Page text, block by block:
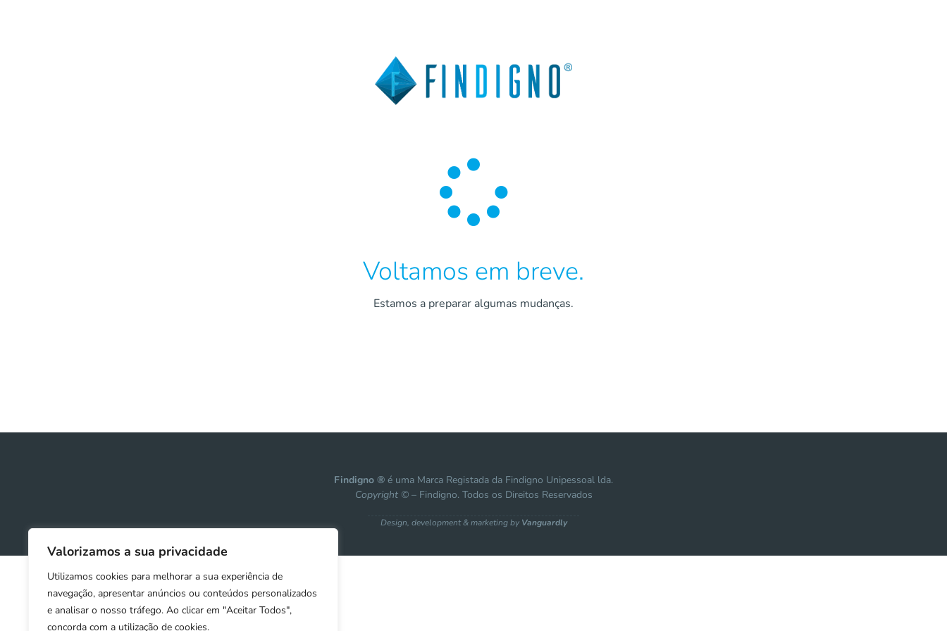
Valorizamos a sua privacidade
Utilizamos cookies para melhorar a sua experiência de
navegação, apresentar anúncios ou conteúdos personalizados
e analisar o nosso tráfego. Ao clicar em "Aceitar Todos",
concorda com a utilização de cookies.

Voltamos em breve.
Estamos a preparar algumas mudanças.
Findigno ® é uma Marca Registada da Findigno Unipessoal lda.
Copyright ©– Findigno. Todos os Direitos Reservados
Design, development & marketing by Vanguardly